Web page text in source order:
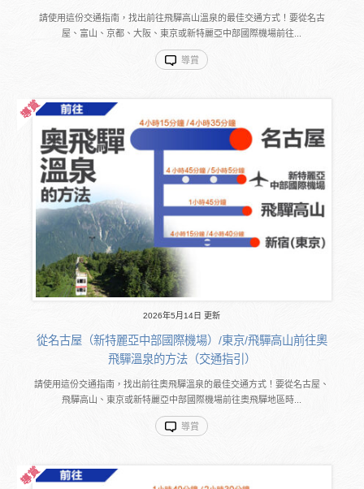
請使用這份交通指南，找出前往飛驒高山溫泉的最佳交通方式！要從名古
屋、富山、京都、大阪、東京或新特麗亞中部國際機場前往...
導賞
2026年5月14日 更新
從名古屋（新特麗亞中部國際機場）/東京/飛驒高山前往奧
飛驒溫泉的方法（交通指引）
請使用這份交通指南，找出前往奧飛驒溫泉的最佳交通方式！要從名古屋、
飛驒高山、東京或新特麗亞中部國際機場前往奧飛驒地區時...
導賞